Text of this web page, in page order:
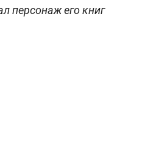
персонаж его книг